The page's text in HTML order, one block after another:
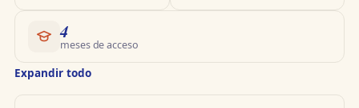
4
meses de acceso
Expandir todo